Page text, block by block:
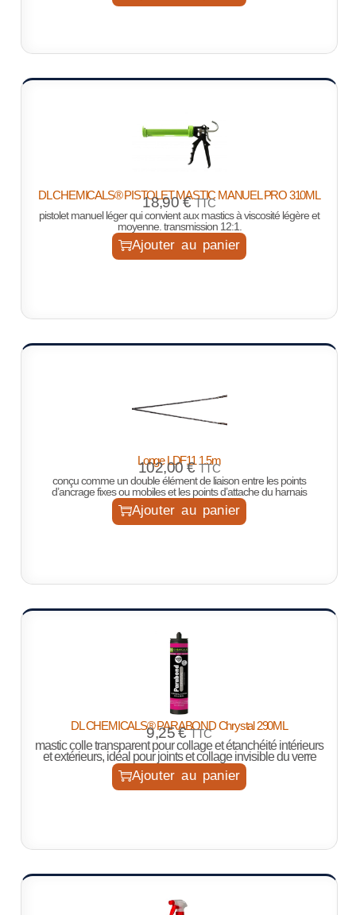
DL CHEMICALS® PISTOLET MASTIC MANUEL PRO 310ML
18,90€ TTC
pistolet manuel léger qui convient aux mastics à viscosité légère et
moyenne. transmission 12:1.
Ajouter au panier
Longe LDF11 1.5m
102,00 € TTC
conçu comme un double élément de liaison entre les points
d’ancrage fixes ou mobiles et les points d’attache du harnais
Ajouter au panier
DL CHEMICALS® PARABOND Chrystal 290ML
9,25€ TTC
mastic colle transparent pour collage et étanchéité intérieurs
et extérieurs, idéal pour joints et collage invisible du verre
Ajouter au panier